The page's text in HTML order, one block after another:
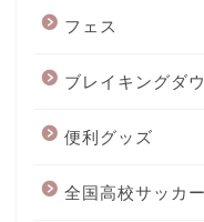
フェス
ブレイキングダ
便利グッズ
全国高校サッカ